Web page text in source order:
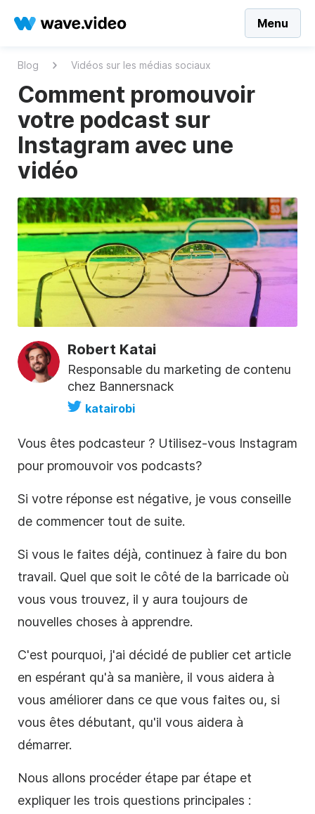
Menu
Blog Vidéos sur les médias sociaux
Comment promouvoir
votre podcast sur
Instagram avec une
vidéo
Robert Katai
Responsable du marketing de contenu
chez Bannersnack
katairobi
Vous êtes podcasteur ? Utilisez-vous Instagram
pour promouvoir vos podcasts?
Si votre réponse est négative, je vous conseille
de commencer tout de suite.
Si vous le faites déjà, continuez à faire du bon
travail. Quel que soit le côté de la barricade où
vous vous trouvez, il y aura toujours de
nouvelles choses à apprendre.
C'est pourquoi, j'ai décidé de publier cet article
en espérant qu'à sa manière, il vous aidera à
vous améliorer dans ce que vous faites ou, si
vous êtes débutant, qu'il vous aidera à
démarrer.
Nous allons procéder étape par étape et
expliquer les trois questions principales :